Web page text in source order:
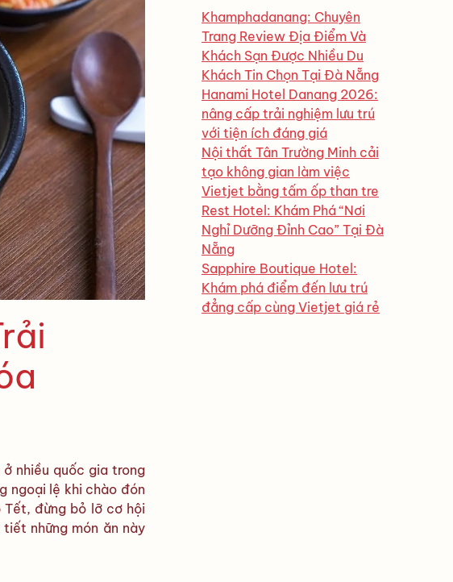
nhiều quốc gia trong
ngoại lệ khi chào đón
Tết, đừng bỏ lỡ cơ hội
những món ăn này
Khamphadanang: Chuyên
Trang Review Địa Điểm Và
Khách Sạn Được Nhiều Du
Khách Tin Chọn Tại Đà Nẵng
Hanami Hotel Danang 2026:
nâng cấp trải nghiệm lưu trú
với tiện ích đáng giá
Nội thất Tân Trường Minh cải
tạo không gian làm việc
Vietjet bằng tấm ốp than tre
Rest Hotel: Khám Phá “Nơi
Nghỉ Dưỡng Đỉnh Cao” Tại Đà
Nẵng
Sapphire Boutique Hotel:
Khám phá điểm đến lưu trú
đẳng cấp cùng Vietjet giá rẻ